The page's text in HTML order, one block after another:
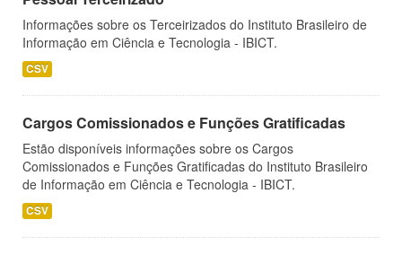
Informações sobre os Terceirizados do Instituto Brasileiro de
Informação em Ciência e Tecnologia - IBICT.
CSV
Cargos Comissionados e Funções Gratificadas
Estão disponíveis informações sobre os Cargos
Comissionados e Funções Gratificadas do Instituto Brasileiro
de Informação em Ciência e Tecnologia - IBICT.
CSV